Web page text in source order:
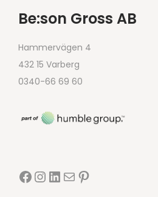
Be:son Gross AB
Hammervägen 4
432 15 Varberg
0340-66 69 60